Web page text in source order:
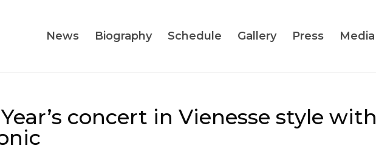
News Biography Schedule Gallery Press Media
concert in Vienesse style with